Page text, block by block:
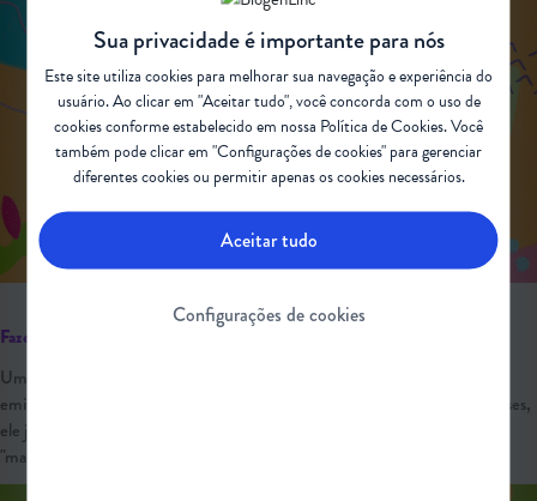
Sua privacidade é importante para nós
Este site utiliza cookies para melhorar sua navegação e experiência do
usuário. Ao clicar em "Aceitar tudo", você concorda com o uso de
cookies conforme estabelecido em nossa Política de Cookies. Você
também pode clicar em "Configurações de cookies" para gerenciar
diferentes cookies ou permitir apenas os cookies necessários.
Aceitar tudo
Configurações de cookies
Fazer barulhos e emitir sons
Um dos marcos de desenvolvimento para se observar é se o seu filho ri ou
emite sons agudos, principalmente se incentivado. Ao completar nove meses,
ele já deve ser capaz de balbuciar pequenas palavras com repetições como
"mama", "baba" ou "dada".